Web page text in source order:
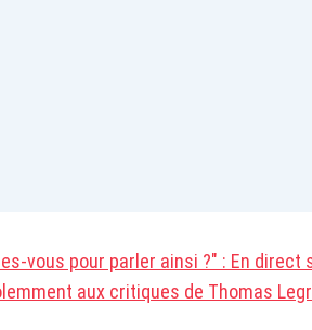
vous pour parler ainsi ?" : En direct
aux critiques de Thomas